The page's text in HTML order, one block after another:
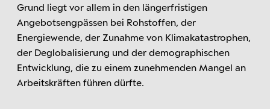
Grund liegt vor allem in den längerfristigen
Angebotsengpässen bei Rohstoffen, der
Energiewende, der Zunahme von Klimakatastrophen,
der Deglobalisierung und der demographischen
Entwicklung, die zu einem zunehmenden Mangel an
Arbeitskräften führen dürfte.